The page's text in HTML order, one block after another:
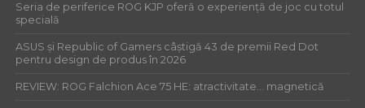
Seria de periferice ROG KJP oferă o experiență de joc cu totul
specială
ASUS și Republic of Gamers câștigă 43 de premii Red Dot
pentru design de produs în 2026
REVIEW: ROG Falchion Ace 75 HE: atractivitate… magnetică